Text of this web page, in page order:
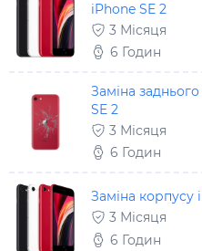
iPhone SE 2
3 Місяця
6 Годин
Заміна
SE 2
3 Місяця
6 Годин
Заміна корпусу
3 Місяця
6 Годин